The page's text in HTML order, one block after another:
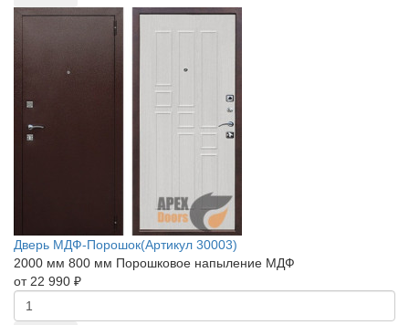
Дверь МДФ-Порошок(Артикул 30003)
2000 мм 800 мм Порошковое напыление МДФ
от 22 990 ₽